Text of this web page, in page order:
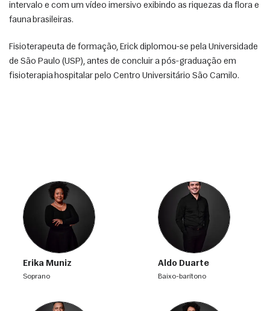
intervalo e com um vídeo imersivo exibindo as riquezas da flora e
fauna brasileiras.
Fisioterapeuta de formação, Erick diplomou-se pela Universidade
de São Paulo (USP), antes de concluir a pós-graduação em
fisioterapia hospitalar pelo Centro Universitário São Camilo.
Erika Muniz
soprano
Aldo Duarte
baixo-barítono